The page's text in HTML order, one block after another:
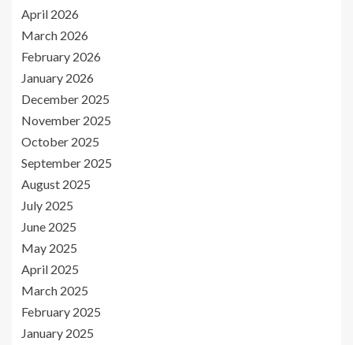
April 2026
March 2026
February 2026
January 2026
December 2025
November 2025
October 2025
September 2025
August 2025
July 2025
June 2025
May 2025
April 2025
March 2025
February 2025
January 2025